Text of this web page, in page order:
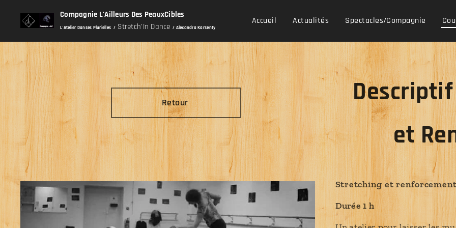
Compagnie L'Ailleurs Des PeauxCibles
L'Atelier Danses Plurielles / Stretch'In Dance / Alexandra Karsenty
Accueil Actualités Spectacles/Compagnie
Retour
et
Stretching et
Durée 1 h